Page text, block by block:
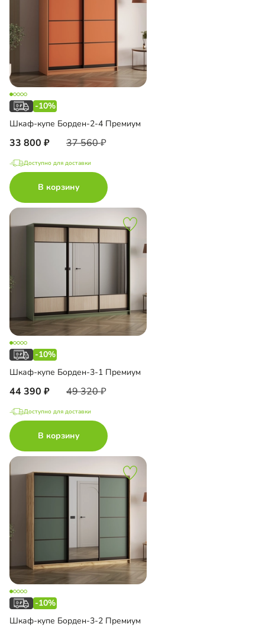
-10%
Шкаф-купе Борден-2-4 Премиум
33 800 37 560
Доступно для доставки
В корзину
-10%
Шкаф-купе Борден-3-1 Премиум
44 390 49 320
Доступно для доставки
В корзину
-10%
Шкаф-купе Борден-3-2 Премиум